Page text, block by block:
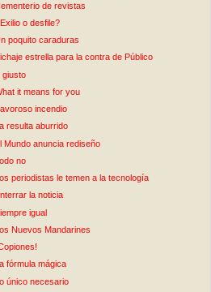
de revistas
o desfile?
poquito caraduras
estrella para la contra de Público
giusto
it means for you
incendio
resulta aburrido
Mundo anuncia rediseño
no
periodistas le temen a la tecnología
la noticia
igual
Nuevos Mandarines
La fórmula mágica
único necesario